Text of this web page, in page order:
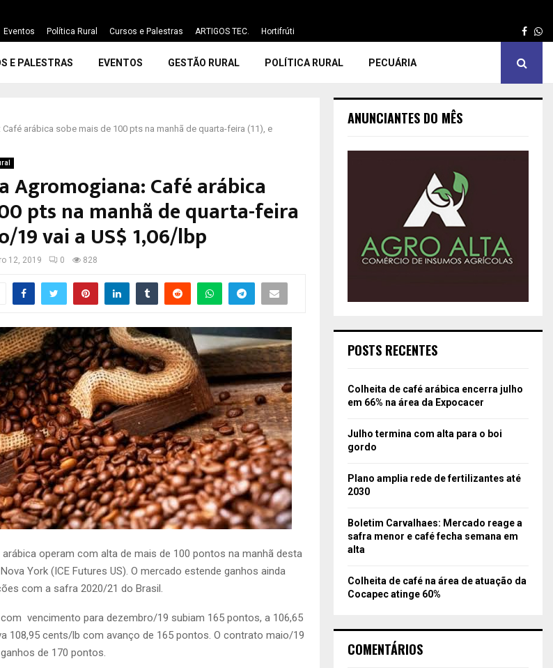
Eventos Política Rural Cursos e Palestras ARTIGOS TEC. Hortifrúti
E PALESTRAS EVENTOS GESTÃO RURAL POLÍTICA RURAL PECUÁRIA
arábica sobe mais de 100 pts na manhã de quarta-feira (11), e
Agromogiana: Café arábica
pts na manhã de quarta-feira
19 vai a US$ 1,06/lbp
12, 2019 0 828
operam com alta de mais de 100 pontos na manhã desta
York (ICE Futures US). O mercado estende ganhos ainda
com a safra 2020/21 do Brasil.
vencimento para dezembro/19 subiam 165 pontos, a 106,65
108,95 cents/lb com avanço de 165 pontos. O contrato maio/19
de 170 pontos.
ANUNCIANTES DO MÊS
POSTS RECENTES
Colheita de café arábica encerra julho
em 66% na área da Expocacer
Julho termina com alta para o boi
gordo
Plano amplia rede de fertilizantes até
2030
Boletim Carvalhaes: Mercado reage a
safra menor e café fecha semana em
alta
Colheita de café na área de atuação da
Cocapec atinge 60%
COMENTÁRIOS